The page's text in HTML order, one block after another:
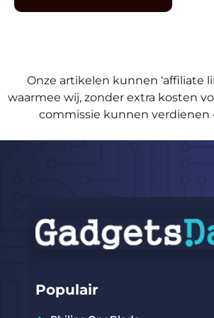
Onze artikelen kunnen ‘affiliate
waarmee wij, zonder extra kosten
commissie kunnen verdienen
Populair